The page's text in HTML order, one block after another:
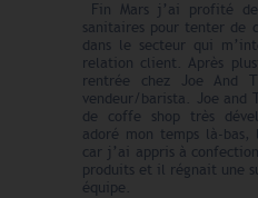
Fin Mars j’ai profité
sanitaires pour tenter de
dans le secteur qui
relation client. Après
rentrée chez Joe And
vendeur/barista. Joe and
de coffe shop très
adoré mon temps là-
car j’ai appris à
produits et il régnait une
équipe.